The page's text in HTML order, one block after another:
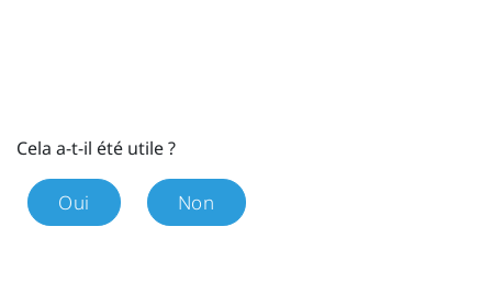
Cela a-t-il été utile ?
Oui Non